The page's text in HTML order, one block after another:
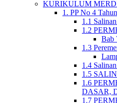
KURIKULUM
1. PP No 4
1.1
1.2
Bab
1.3
1.4
1.5
1.6
DASAR,
1.7